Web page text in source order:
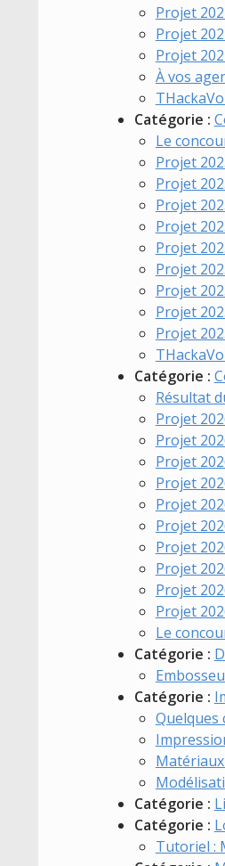
Projet
Projet
Projet
À vos
Catégorie :
Le
Projet
Projet
Projet
Projet
Projet
Projet
Projet
Projet
Projet
Catégorie :
Résultat
Projet
Projet
Projet
Projet
Projet
Projet
Projet
Projet
Projet
Projet
Le
Catégorie :
Catégorie :
Quelques
Catégorie :
Catégorie :
Tutoriel :